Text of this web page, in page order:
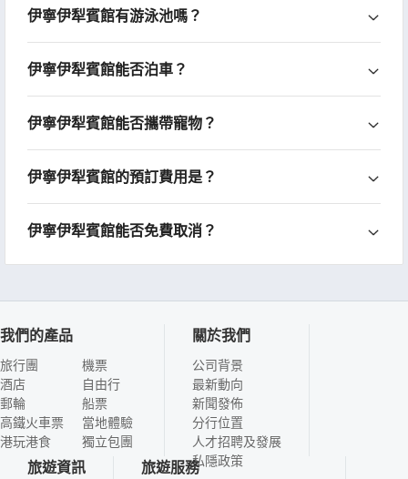
伊寧伊犁賓館有游泳池嗎？
伊寧伊犁賓館能否泊車？
伊寧伊犁賓館能否攜帶寵物？
伊寧伊犁賓館的預訂費用是？
伊寧伊犁賓館能否免費取消？
我們的產品
旅行團
酒店
郵輪
高鐵火車票
港玩港食
機票
自由行
船票
當地體驗
獨立包團
關於我們
公司背景
最新動向
新聞發佈
分行位置
人才招聘及發展
私隱政策
旅遊資訊 旅遊服務